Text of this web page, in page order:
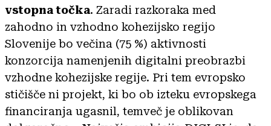
vstopna točka. Zaradi razkoraka med
zahodno in vzhodno kohezijsko regijo
Slovenije bo večina (75 %) aktivnosti
konzorcija namenjenih digitalni preobrazbi
vzhodne kohezijske regije. Pri tem evropsko
stičišče ni projekt, ki bo ob izteku evropskega
financiranja ugasnil, temveč je oblikovan